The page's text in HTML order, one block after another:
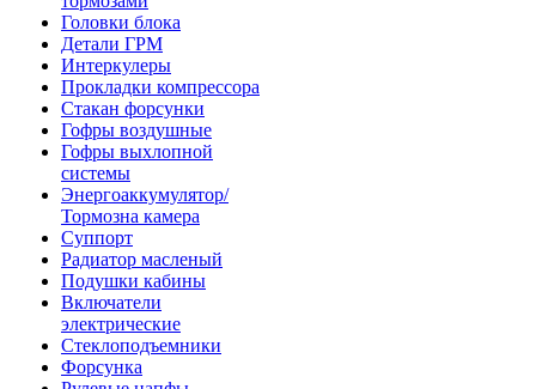
Головки блока
Детали ГРМ
Интеркулеры
Прокладки компрессора
Стакан форсунки
Гофры воздушные
Гофры выхлопной
системы
Энергоаккумулятор/
Тормозна камера
Суппорт
Радиатор масленый
Подушки кабины
Включатели
электрические
Стеклоподъемники
Форсунка